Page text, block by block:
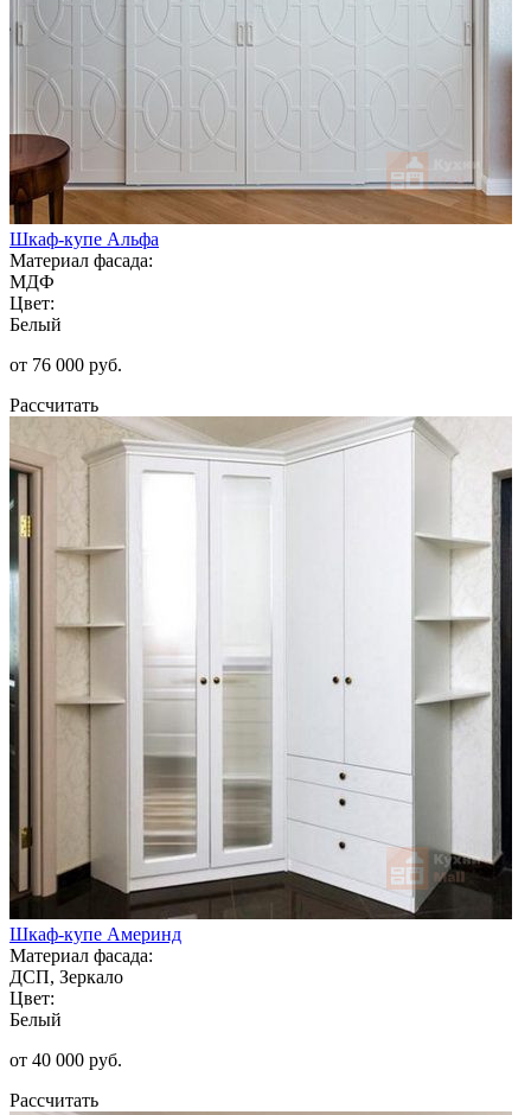
Шкаф-купе Альфа
Материал фасада:
МДФ
Цвет:
Белый
от 76 000 руб.
Рассчитать
Шкаф-купе Америнд
Материал фасада:
ДСП, Зеркало
Цвет:
Белый
от 40 000 руб.
Рассчитать